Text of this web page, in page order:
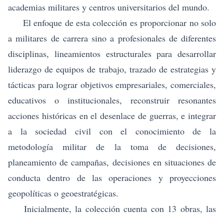
academias militares y centros universitarios del mundo.
El enfoque de esta colección es proporcionar no solo
a militares de carrera sino a profesionales de diferentes
disciplinas, lineamientos estructurales para desarrollar
liderazgo de equipos de trabajo, trazado de estrategias y
tácticas para lograr objetivos empresariales, comerciales,
educativos o institucionales, reconstruir resonantes
acciones históricas en el desenlace de guerras, e integrar
a la sociedad civil con el conocimiento de la
metodología militar de la toma de decisiones,
planeamiento de campañas, decisiones en situaciones de
conducta dentro de las operaciones y proyecciones
geopolíticas o geoestratégicas.
Inicialmente, la colección cuenta con 13 obras, las